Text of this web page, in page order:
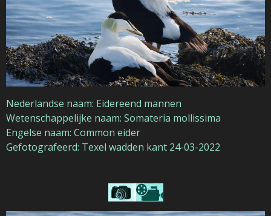
Nederlandse naam: Eidereend mannen
Wetenschappelijke naam: Somateria mollissima
Engelse naam: Common eider
Gefotografeerd: Texel wadden kant 24-03-2022